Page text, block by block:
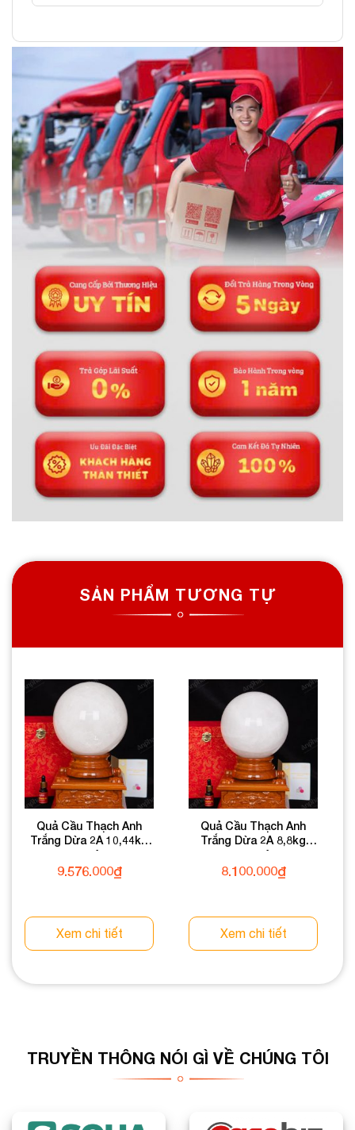
SẢN PHẨM TƯƠNG TỰ
Quả Cầu Thạch Anh
Trắng Dừa 2A 10,44kg
011-0882A-10,44
9.576.000₫
Xem chi tiết
Quả Cầu Thạch Anh
Trắng Dừa 2A 8,8kg
011-0882A-8,8
8.100.000₫
Xem chi tiết
TRUYỀN THÔNG NÓI GÌ VỀ CHÚNG TÔI